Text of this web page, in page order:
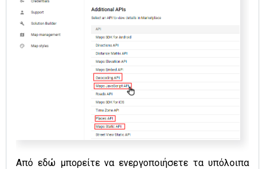
Από εδώ μπορείτε να ενεργοποιήσετε τα υπόλοιπα